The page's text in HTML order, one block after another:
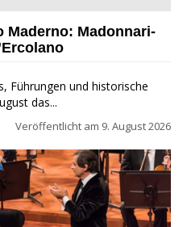
per Sant'Ercolano"
Maderno: Madonnari-
Führungen und historische
das...
Veröffentlicht am 9. August 2026